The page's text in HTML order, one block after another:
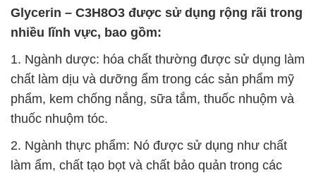
Glycerin – C3H8O3 được sử dụng rộng rãi trong
nhiều lĩnh vực, bao gồm:
1. Ngành dược: hóa chất thường được sử dụng làm
chất làm dịu và dưỡng ẩm trong các sản phẩm mỹ
phẩm, kem chống nắng, sữa tắm, thuốc nhuộm và
thuốc nhuộm tóc.
2. Ngành thực phẩm: Nó được sử dụng như chất
làm ẩm, chất tạo bọt và chất bảo quản trong các